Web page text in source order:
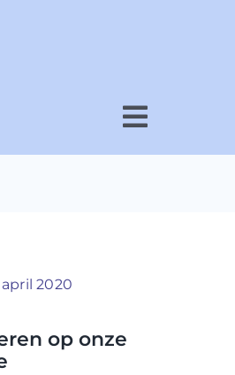
Toggle
april 2020
op onze